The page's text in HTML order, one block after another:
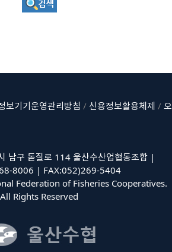
보기기운영관리방침 / 신용정보활용체제 / 오
남구 돋질로 114 울산수산업협동조합 |
8006 | FAX:052)269-5404
Federation of Fisheries Cooperatives.
All Rights Reserved